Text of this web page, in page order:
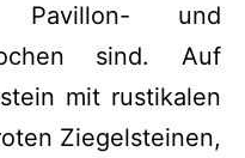
Pavillon- und
sind. Auf
mit rustikalen
Ziegelsteinen,